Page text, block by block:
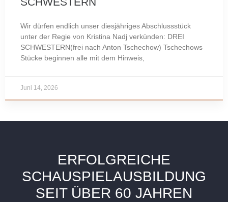
Wir dürfen endlich unser diesjähriges Abschlussstück
unter der Regie von Kristina Nadj verkünden: DREI
SCHWESTERN(frei nach Anton Tschechow) Tschechows
Stücke beginnen alle mit dem Hinweis,
Juni 14, 2026
ERFOLGREICHE
SCHAUSPIELAUSBILDUNG
SEIT ÜBER 60 JAHREN